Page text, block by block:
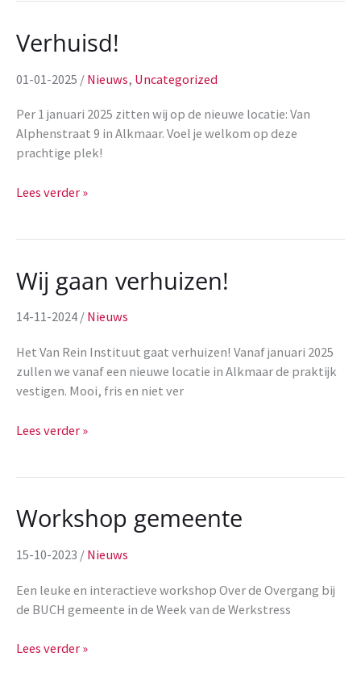
Verhuisd!
01-01-2025 / Nieuws, Uncategorized
Per 1 januari 2025 zitten wij op de nieuwe locatie: Van
Alphenstraat 9 in Alkmaar. Voel je welkom op deze
prachtige plek!
Verhuisd!
Lees verder »
Wij gaan verhuizen!
14-11-2024 / Nieuws
Het Van Rein Instituut gaat verhuizen! Vanaf januari 2025
zullen we vanaf een nieuwe locatie in Alkmaar de praktijk
vestigen. Mooi, fris en niet ver
Wij
Lees verder »
Workshop gemeente
15-10-2023 / Nieuws
Een leuke en interactieve workshop Over de Overgang bij
de BUCH gemeente in de Week van de Werkstress
Workshop
Lees verder »